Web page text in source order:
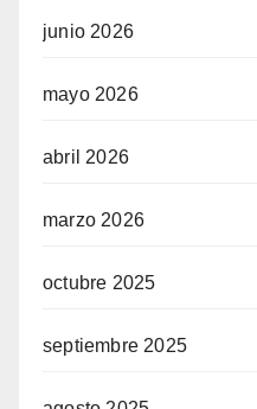
junio 2026
mayo 2026
abril 2026
marzo 2026
octubre 2025
septiembre 2025